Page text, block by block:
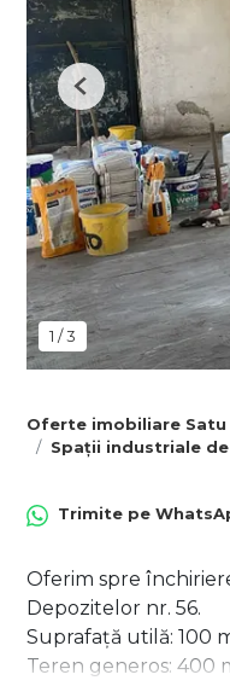
1 /3
Previous
Oferte imobiliare Satu
Spații industriale
Trimite pe
Oferim spre
Depozitelor nr. 56.
Suprafață utilă: 100
Teren generos: 400